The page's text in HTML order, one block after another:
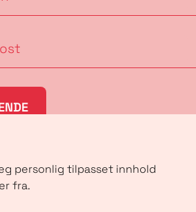
personlig tilpasset innhold
fra.